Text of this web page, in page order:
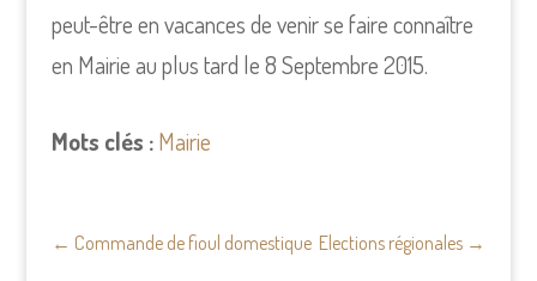
peut-être en vacances de venir se faire connaître
en Mairie au plus tard le 8 Septembre 2015.
Mots clés : Mairie
← Commande de fioul domestique Elections régionales →